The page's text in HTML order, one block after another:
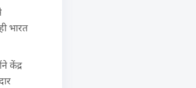
भारत
केंद्र